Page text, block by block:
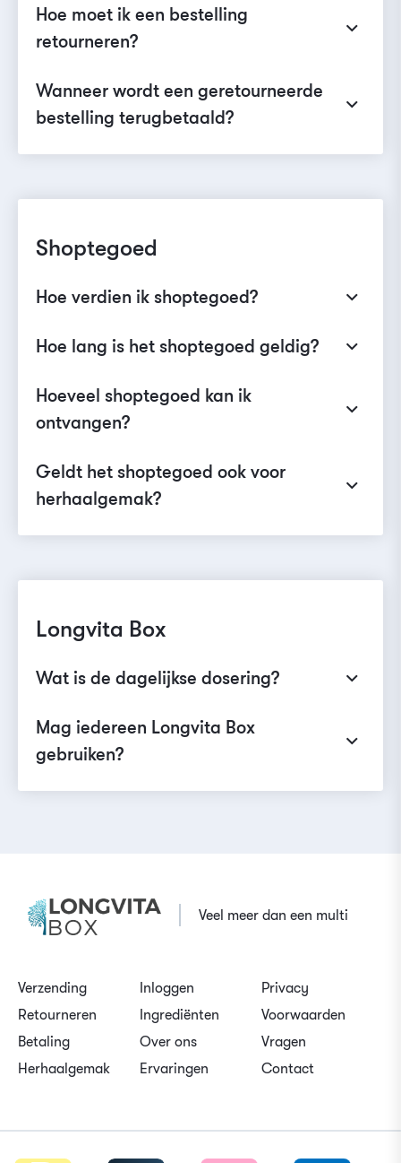
Hoe moet ik een bestelling
retourneren?
Wanneer wordt een geretourneerde
bestelling terugbetaald?
Shoptegoed
Hoe verdien ik shoptegoed?
Hoe lang is het shoptegoed geldig?
Hoeveel shoptegoed kan ik
ontvangen?
Geldt het shoptegoed ook voor
herhaalgemak?
Longvita Box
Wat is de dagelijkse dosering?
Mag iedereen Longvita Box
gebruiken?
Veel meer dan een multi
Verzending Inloggen
Privacy
Retourneren
Ingrediënten
Voorwaarden
Betaling
Over ons
Vragen
Herhaalgemak
Ervaringen Contact